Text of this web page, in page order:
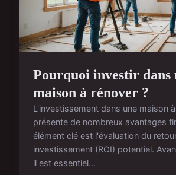
Pourquoi investir dans
maison à rénover ?
L'investissement dans une maison
présente de nombreux avantages
élément clé est l'évaluation du
investissement (ROI) potentiel.
il est essentiel...